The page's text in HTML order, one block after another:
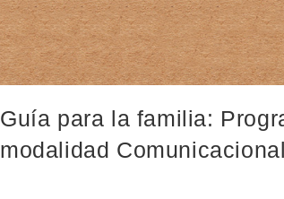
Guía para la familia:
modalidad Comunicacional